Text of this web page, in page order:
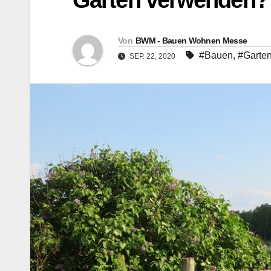
Von BWM - Bauen Wohnen Messe
SEP. 22, 2020 #Bauen,